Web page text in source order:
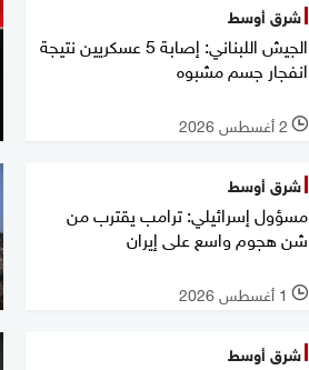
شرق أوسط
الجيش اللبناني: إصابة 5 عسكريين نتيجة
انفجار جسم مشبوه
l 2 أغسطس 2026
شرق أوسط
مسؤول إسرائيلي: ترامب يقترب من
شن هجوم واسع على إيران
l 1 أغسطس 2026
شرق أوسط